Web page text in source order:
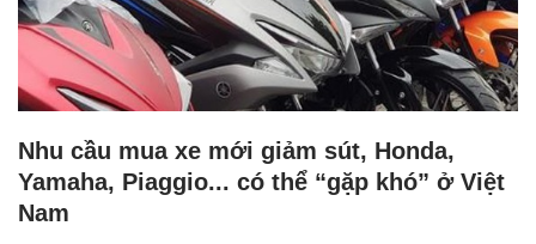
Nhu cầu mua xe mới giảm sút, Honda,
Yamaha, Piaggio... có thể “gặp khó” ở Việt
Nam